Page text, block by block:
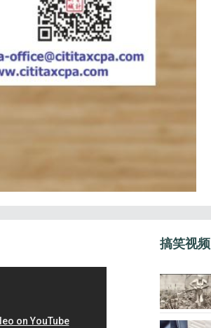
搞笑视频